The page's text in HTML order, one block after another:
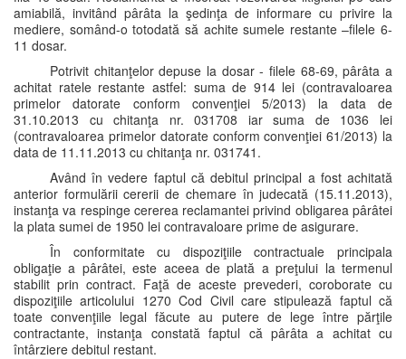
amiabilă, invitând pârâta la şedinţa de informare cu privire la
mediere, somând-o totodată să achite sumele restante –filele 6-
11 dosar.
Potrivit chitanţelor depuse la dosar - filele 68-69, pârâta a
achitat ratele restante astfel: suma de 914 lei (contravaloarea
primelor datorate conform convenţiei 5/2013) la data de
31.10.2013 cu chitanţa nr. 031708 iar suma de 1036 lei
(contravaloarea primelor datorate conform convenţiei 61/2013) la
data de 11.11.2013 cu chitanţa nr. 031741.
Având în vedere faptul că debitul principal a fost achitată
anterior formulării cererii de chemare în judecată (15.11.2013),
instanţa va respinge cererea reclamantei privind obligarea pârâtei
la plata sumei de 1950 lei contravaloare prime de asigurare.
În conformitate cu dispoziţiile contractuale principala
obligaţie a pârâtei, este aceea de plată a preţului la termenul
stabilit prin contract. Faţă de aceste prevederi, coroborate cu
dispoziţiile articolului 1270 Cod Civil care stipulează faptul că
toate convenţiile legal făcute au putere de lege între părţile
contractante, instanţa constată faptul că pârâta a achitat cu
întârziere debitul restant.